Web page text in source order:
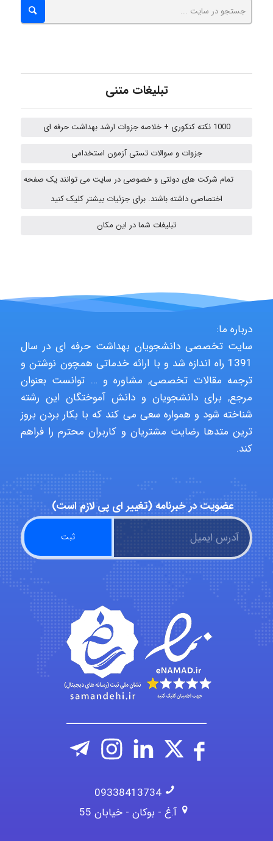
Fateme896
Alirez0990
Kati
emami
ehtesham
Chehri
roya_boostani
amir
Fateme896
تبلیغات متنی
1000 نکته کنکوری + خلاصه جزوات ارشد بهداشت حرفه ای
جزوات و سوالات تستی آزمون استخدامی
تمام شرکت های دولتی و خصوصی در سایت می توانند یک صفحه
اختصاصی داشته باشند. برای جزئیات بیشتر کلیک کنید
تبلیغات شما در این مکان
درباره ما:
سایت تخصصی دانشجویان بهداشت حرفه ای در سال
1391 راه اندازه شد و با ارائه خدماتی همچون نوشتن و
ترجمه مقالات تخصصی, مشاوره و … توانست بعنوان
مرجع, برای دانشجویان و دانش آموختگان این رشته
شناخته شود و همواره سعی می کند که با بکار بردن بروز
ترین متدها رضایت مشتریان و کاربران محترم را فراهم
کند.
عضویت در خبرنامه (تغییر ای پی لازم است)
09338413734
آ.غ - بوکان - خیابان 55